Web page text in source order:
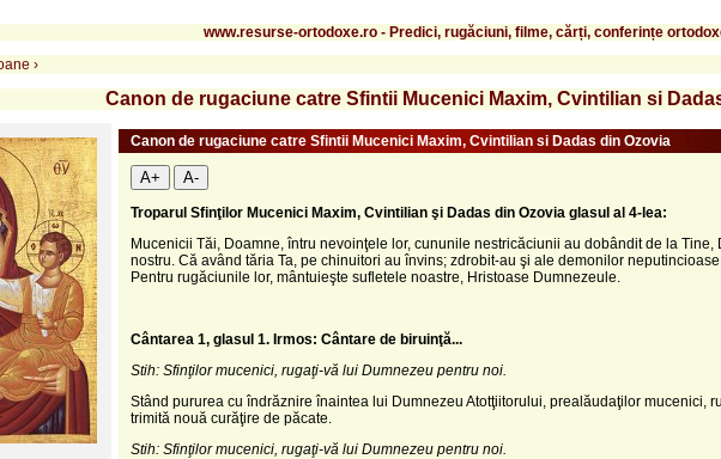
www.resurse-ortodoxe.ro - Predici, rugăciuni, filme, cărți, conferințe
›
Canon de rugaciune catre Sfintii Mucenici Maxim, Cvintilian si
Canon de rugaciune catre Sfintii Mucenici Maxim, Cvintilian si Dadas din Ozovia
A+ A-
Troparul Sfinţilor Mucenici Maxim, Cvintilian şi Dadas din Ozovia glasul al 4-lea:
Mucenicii Tăi, Doamne, întru nevoinţele lor, cununile nestricăciunii au dobândit de la Tine,
nostru. Că având tăria Ta, pe chinuitori au învins; zdrobit-au şi ale demonilor neputincioase
Pentru rugăciunile lor, mântuieşte sufletele noastre, Hristoase Dumnezeule.
Cântarea 1, glasul 1. Irmos: Cântare de biruinţă...
Stih: Sfinţilor mucenici, rugaţi-vă lui Dumnezeu pentru noi.
Stând pururea cu îndrăznire înaintea lui Dumnezeu Atotţiitorului, prealăudaţilor mucenici,
trimită nouă curăţire de păcate.
Stih: Sfinţilor mucenici, rugaţi-vă lui Dumnezeu pentru noi.